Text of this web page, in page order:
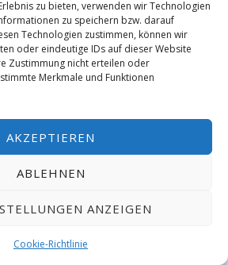
zu bieten, verwenden wir Technologien
zu speichern bzw. darauf
Technologien zustimmen, können wir
oder eindeutige IDs auf dieser Website
Zustimmung nicht erteilen oder
Merkmale und Funktionen
AKZEPTIEREN
ABLEHNEN
ANZEIGEN
Cookie-Richtlinie